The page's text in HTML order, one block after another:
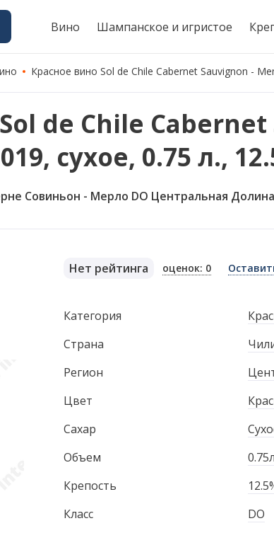
Вино Шампанское и игристое
Красное вино Sol de Chile Cabernet Sauvignon -
de Chile
сухое, 0.75 л.,
Совиньон - Мерло DO Центральная Долина
Нет рейтинга оценок: 0
Категория
Страна
Регион
Цвет
Сахар
Объем
0.75л
Крепость
Класс
DO